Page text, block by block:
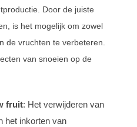
Door de juiste
is het mogelijk om zowel
de vruchten te verbeteren.
van snoeien op de
fruit: Het verwijderen van
het inkorten van